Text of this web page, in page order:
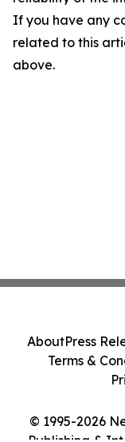
If you have any
related to this
above.
© 1995-2026
AboutPress
Terms &